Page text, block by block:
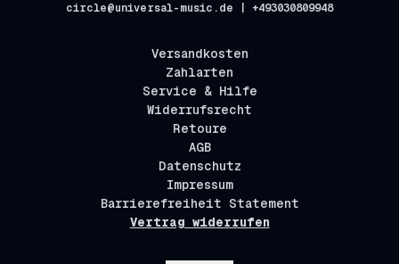
circle@universal-music.de | +493030809948
Versandkosten
Zahlarten
Service & Hilfe
Widerrufsrecht
Retoure
AGB
Datenschutz
Impressum
Barrierefreiheit Statement
Vertrag widerrufen